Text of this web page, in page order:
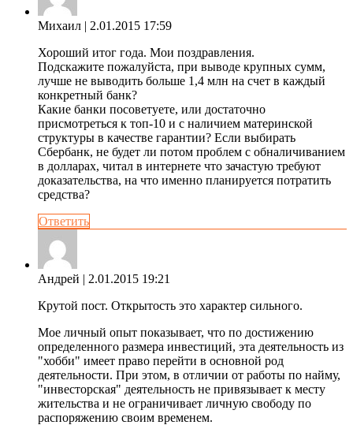
Михаил | 2.01.2015 17:59
Хороший итог года. Мои поздравления.
Подскажите пожалуйста, при выводе крупных сумм,
лучше не выводить больше 1,4 млн на счет в каждый
конкретный банк?
Какие банки посоветуете, или достаточно
присмотреться к топ-10 и с наличием материнской
структуры в качестве гарантии? Если выбирать
Сбербанк, не будет ли потом проблем с обналичиванием
в долларах, читал в интернете что зачастую требуют
доказательства, на что именно планируется потратить
средства?
Ответить
Андрей | 2.01.2015 19:21
Крутой пост. Открытость это характер сильного.
Мое личный опыт показывает, что по достижению
определенного размера инвестиций, эта деятельность из
"хобби" имеет право перейти в основной род
деятельности. При этом, в отличии от работы по найму,
"инвесторская" деятельность не привязывает к месту
жительства и не ограничивает личную свободу по
распоряжению своим временем.